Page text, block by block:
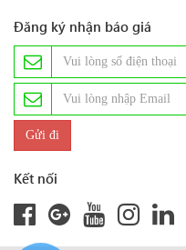
Đăng ký nhận báo giá
Kết nối